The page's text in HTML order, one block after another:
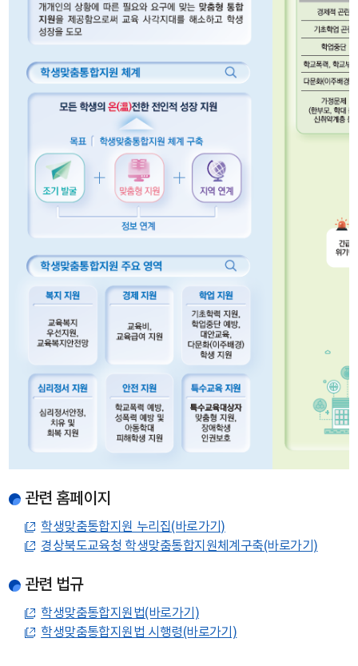
관련 홈페이지
학생맞춤통합지원 누리집(바로가기)
경상북도교육청 학생맞춤통합지원체계구축(바로가기)
관련 법규
학생맞춤통합지원법(바로가기)
학생맞춤통합지원법 시행령(바로가기)